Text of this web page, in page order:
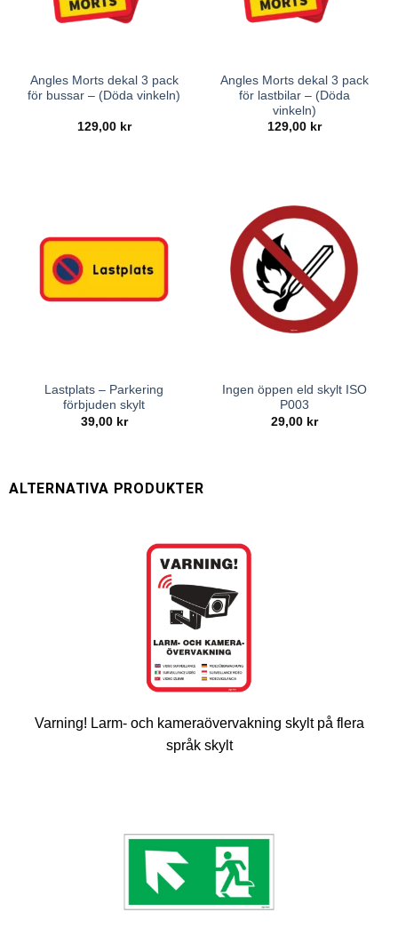
Angles Morts dekal 3 pack
för bussar – (Döda vinkeln)
129,00 kr
Angles Morts dekal 3 pack
för lastbilar – (Döda
vinkeln)
129,00 kr
Lastplats – Parkering
förbjuden skylt
39,00 kr
Ingen öppen eld skylt ISO
P003
29,00 kr
Varning! Larm- och kameraövervakning skylt på flera
språk skylt